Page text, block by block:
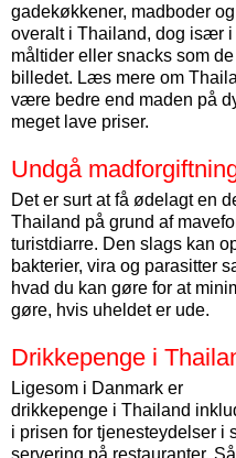
gade­køkkener, mad­boder
overalt i Thailand, dog især
måltider eller snacks som
billedet. Læs mere om
være bedre end maden på
meget lave priser.
Undgå
Det er surt at få ødelagt en
Thailand på grund af
turistdiarre. Den slags kan
bakterier, vira og parasitter
hvad du kan gøre for at
gøre, hvis uheldet er ude.
Drikkepenge i
Ligesom i Danmark er
drikkepenge i Thailand
i prisen for tjenesteydelser i
servering på restauranter.